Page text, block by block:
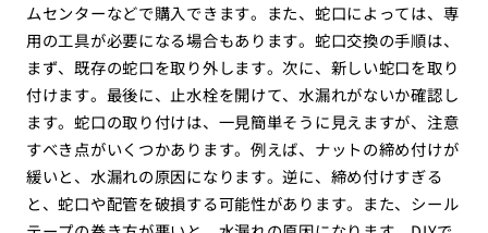
ムセンターなどで購入できます。また、蛇口によっては、専
用の工具が必要になる場合もあります。蛇口交換の手順は、
まず、既存の蛇口を取り外します。次に、新しい蛇口を取り
付けます。最後に、止水栓を開けて、水漏れがないか確認し
ます。蛇口の取り付けは、一見簡単そうに見えますが、注意
すべき点がいくつかあります。例えば、ナットの締め付けが
緩いと、水漏れの原因になります。逆に、締め付けすぎる
と、蛇口や配管を破損する可能性があります。また、シール